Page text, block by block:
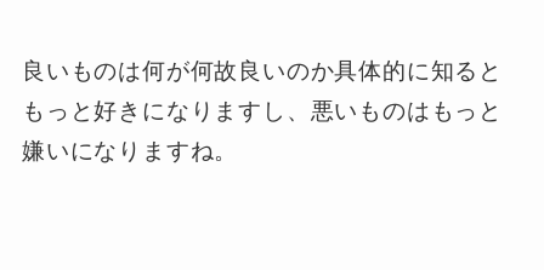
良いものは何が何故良いのか具体的に知ると
もっと好きになりますし、悪いものはもっと
嫌いになりますね。